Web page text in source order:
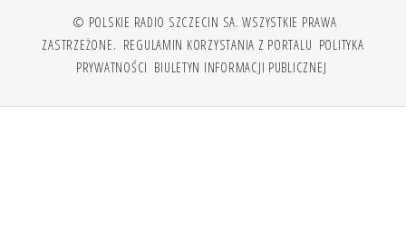
© POLSKIE RADIO SZCZECIN SA. WSZYSTKIE PRAWA
ZASTRZEŻONE. REGULAMIN KORZYSTANIA Z PORTALU POLITYKA
PRYWATNOŚCI BIULETYN INFORMACJI PUBLICZNEJ